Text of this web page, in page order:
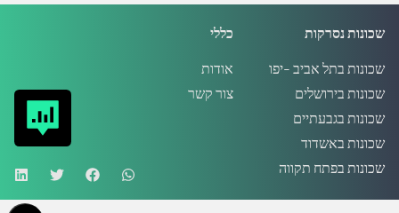
כללי
אודות
צור קשר
שכונות נסרקות
שכונות בתל אביב -יפו
שכונות בירושלים
שכונות בגבעתיים
שכונות באשדוד
שכונות בפתח תקווה